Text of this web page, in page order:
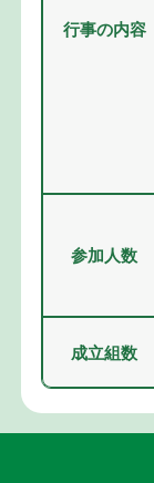
行事の内容
参加人数
成立組数